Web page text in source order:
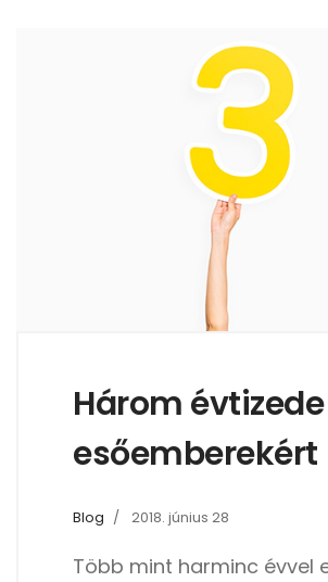
Három
esőemberekért
Blog 2018. június 28
Több mint harminc évvel